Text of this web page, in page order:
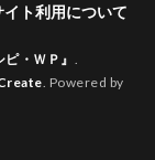
イト利用について
・ＷＰ』 .
. Powered by